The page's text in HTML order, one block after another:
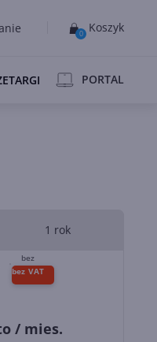
0 Koszyk
PORTAL
1 rok
/ mies.